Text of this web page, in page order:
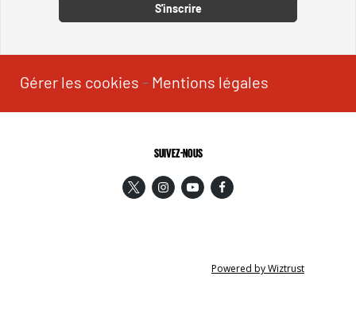
S'inscrire
Gérer les cookies - Mentions légales
SUIVEZ-NOUS
Powered by Wiztrust